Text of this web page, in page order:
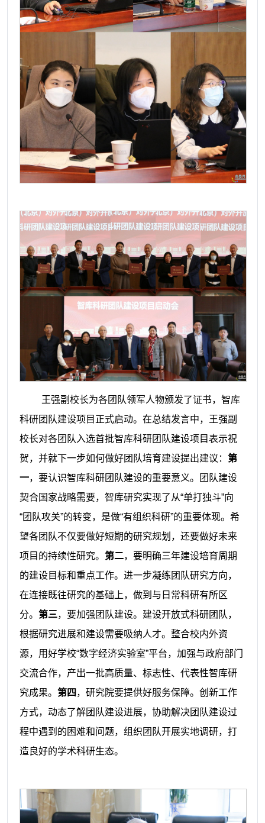
王强副校长为各团队领军人物颁发了证书，智库
科研团队建设项目正式启动。在总结发言中，王强副
校长对各团队入选首批智库科研团队建设项目表示祝
贺，并就下一步如何做好团队培育建设提出建议： 第
一，要认识智库科研团队建设的重要意义。团队建设
契合国家战略需要，智库研究实现了从“单打独斗”向
“团队攻关”的转变，是做“有组织科研”的重要体现。希
望各团队不仅要做好短期的研究规划，还要做好未来
项目的持续性研究。 第二，要明确三年建设培育周期
的建设目标和重点工作。进一步凝练团队研究方向，
在连接既往研究的基础上，做到与日常科研有所区
分。 第三，要加强团队建设。建设开放式科研团队，
根据研究进展和建设需要吸纳人才。整合校内外资
源，用好学校“数字经济实验室”平台，加强与政府部门
交流合作，产出一批高质量、标志性、代表性智库研
究成果。 第四 ，研究院要提供好服务保障。创新工作
方式，动态了解团队建设进展，协助解决团队建设过
程中遇到的困难和问题，组织团队开展实地调研，打
造良好的学术科研生态。